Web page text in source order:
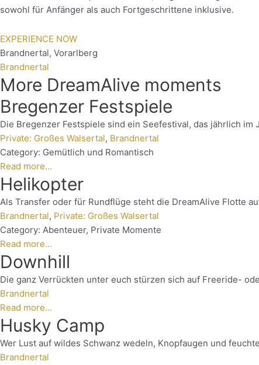
sowohl für Anfänger als auch Fortgeschrittene inklusive.
EXPERIENCE NOW
Brandnertal, Vorarlberg
Brandnertal
More DreamAlive moments
Bregenzer Festspiele
Die Bregenzer Festspiele sind ein Seefestival, das jährlich
Private: Großes Walsertal, Brandnertal
Category: Gemütlich und Romantisch
Read more...
Helikopter
Als Transfer oder für Rundflüge steht die DreamAlive Flotte
Brandnertal, Private: Großes Walsertal
Category: Abenteuer, Private Momente
Read more...
Downhill
Die ganz Verrückten unter euch stürzen sich auf Freeride-
Brandnertal
Read more...
Husky Camp
Wer Lust auf wildes Schwanz wedeln, Knopfaugen und
Brandnertal